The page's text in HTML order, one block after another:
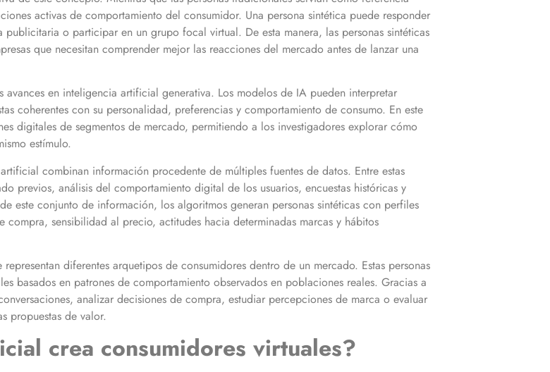
activas de comportamiento del consumidor. Una persona sintética puede responder
o participar en un grupo focal virtual. De esta manera, las personas sintéticas
que necesitan comprender mejor las reacciones del mercado antes de lanzar una
en inteligencia artificial generativa. Los modelos de IA pueden interpretar
coherentes con su personalidad, preferencias y comportamiento de consumo. En este
digitales de segmentos de mercado, permitiendo a los investigadores explorar cómo
estímulo.
combinan información procedente de múltiples fuentes de datos. Entre estas
previos, análisis del comportamiento digital de los usuarios, encuestas históricas y
este conjunto de información, los algoritmos generan personas sintéticas con perfiles
sensibilidad al precio, actitudes hacia determinadas marcas y hábitos
diferentes arquetipos de consumidores dentro de un mercado. Estas personas
basados en patrones de comportamiento observados en poblaciones reales. Gracias a
analizar decisiones de compra, estudiar percepciones de marca o evaluar
propuestas de valor.
crea consumidores virtuales?